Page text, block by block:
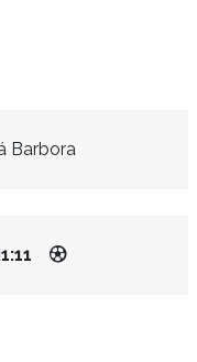
Barbora